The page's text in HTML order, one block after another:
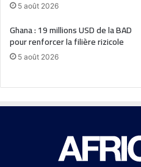
5 août 2026
Ghana : 19 millions USD de la BAD
pour renforcer la filière rizicole
5 août 2026